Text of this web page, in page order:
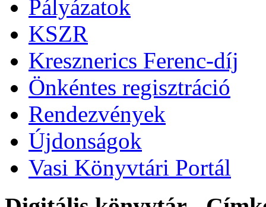
Pályázatok
KSZR
Kresznerics Ferenc-díj
Önkéntes regisztráció
Rendezvények
Újdonságok
Vasi Könyvtári Portál